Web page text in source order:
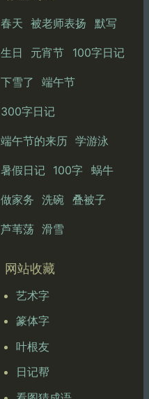
春天 被老师表扬 默写
生日 元宵节 100字日记
下雪了 端午节
300字日记
端午节的来历 学游泳
暑假日记 100字 蜗牛
做家务 洗碗 叠被子
芦苇荡 滑雪
网站收藏
艺术字
篆体字
叶根友
日记帮